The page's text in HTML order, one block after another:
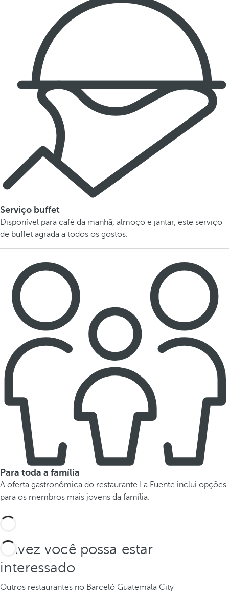
Serviço buffet
Disponível para café da manhã, almoço e jantar, este serviço
de buffet agrada a todos os gostos.
Para toda a família
A oferta gastronômica do restaurante La Fuente inclui opções
para os membros mais jovens da família.
Talvez você possa estar
interessado
Outros restaurantes no Barceló Guatemala City